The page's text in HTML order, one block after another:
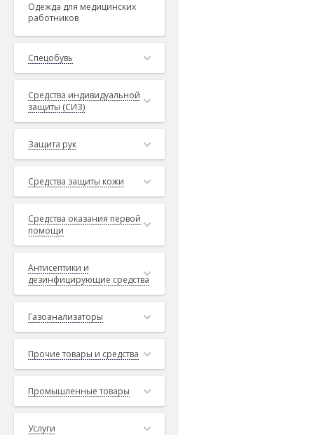
Одежда для медицинских
работников
Спецобувь
Средства индивидуальной
защиты (СИЗ)
Защита рук
Средства защиты кожи
Средства оказания первой
помощи
Антисептики и
дезинфицирующие средства
Газоанализаторы
Прочие товары и средства
Промышленные товары
Услуги